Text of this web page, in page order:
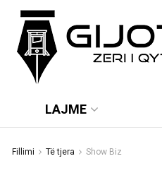
LAJME
Fillimi Të tjera Show Biz